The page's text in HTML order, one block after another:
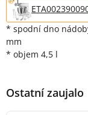
* spodní dno
mm
* objem 4,5 l
Ostatní zaujalo